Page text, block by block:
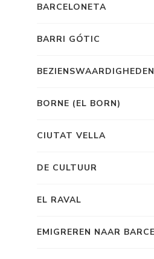
BARCELONETA
BARRI GÓTIC
BEZIENSWAARDIGHEDEN
BORNE (EL BORN)
CIUTAT VELLA
DE CULTUUR
EL RAVAL
EMIGREREN NAAR